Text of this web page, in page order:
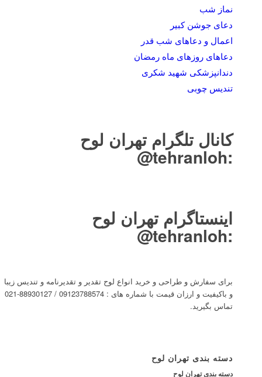
نماز شب
دعای جوشن کبیر
اعمال و دعاهای شب قدر
دعاهای روزهای ماه رمضان
دندانپزشکی شهید شکری
تندیس چوبی
کانال تلگرام تهران لوح
:
tehranloh@
اینستاگرام تهران لوح
:
tehranloh@
برای سفارش و طراحی و خرید انواع لوح تقدیر و تقدیرنامه و تندیس زیبا
و باکیفیت و ارزان قیمت با شماره های : 09123788574 / 88930127-021
تماس بگیرید.
دسته بندی تهران لوح
دسته بندی تهران لوح